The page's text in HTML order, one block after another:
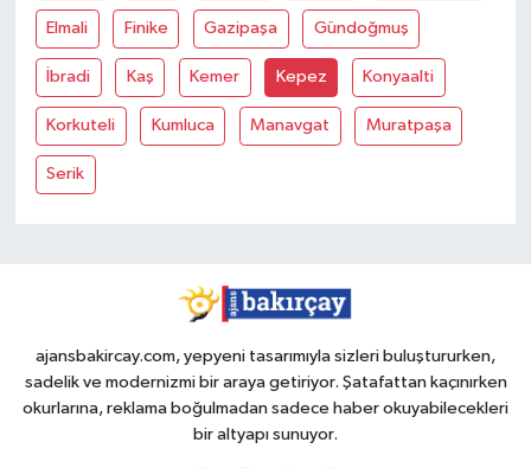
Elmali Finike Gazipaşa Gündoğmuş
İbradi Kaş Kemer Kepez Konyaalti
Korkuteli Kumluca Manavgat Muratpaşa
Serik
ajansbakircay.com, yepyeni tasarımıyla sizleri buluştururken,
sadelik ve modernizmi bir araya getiriyor. Şatafattan kaçınırken
okurlarına, reklama boğulmadan sadece haber okuyabilecekleri
bir altyapı sunuyor.